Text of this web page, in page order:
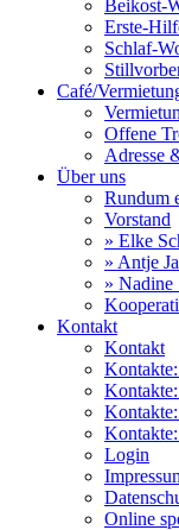
Beikost-
Erste-
Schlaf-
Café/
Offene
Adresse
Über uns
Rundum
Vorstand
» Elke
» Antje
» Nadine
Kontakt
Kontakt
Login
Online